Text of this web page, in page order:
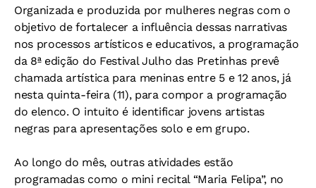
Organizada e produzida por mulheres negras com o
objetivo de fortalecer a influência dessas narrativas
nos processos artísticos e educativos, a programação
da 8ª edição do Festival Julho das Pretinhas prevê
chamada artística para meninas entre 5 e 12 anos, já
nesta quinta-feira (11), para compor a programação
do elenco. O intuito é identificar jovens artistas
negras para apresentações solo e em grupo.
Ao longo do mês, outras atividades estão
programadas como o mini recital “Maria Felipa”, no